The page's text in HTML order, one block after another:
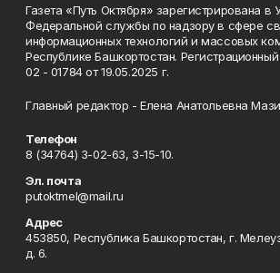
Газета «Путь Октября» зарегистрирована в
Федеральной службы по надзору в сфере
информационных технологий и массовых
Республике Башкортостан.
02 - 01784 от 19.05.2025 г.
Главный редактор - Елена Анатольевна
Телефон
8 (34764) 3-02-63, 3-15-10.
Эл. почта
putoktmel@mail.ru
Адрес
453850, Республика Башкортостан, г.
д. 6.